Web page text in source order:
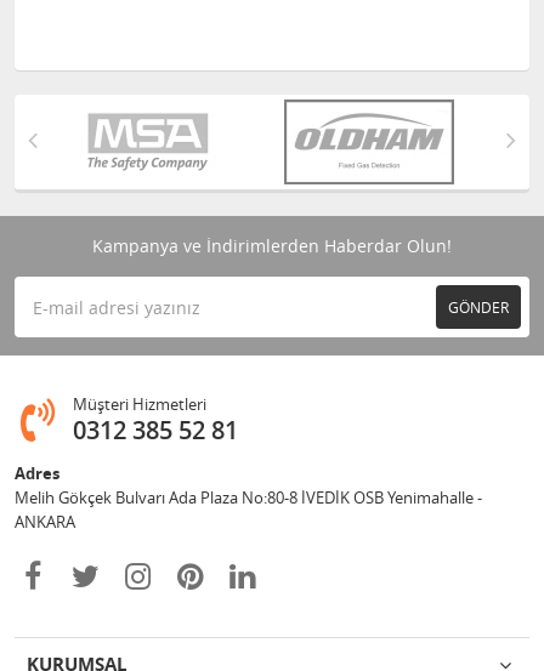
Kampanya ve İndirimlerden Haberdar Olun!
GÖNDER
Müşteri Hizmetleri
0312 385 52 81
Adres
Melih Gökçek Bulvarı Ada Plaza No:80-8 İVEDİK OSB Yenimahalle -
ANKARA
KURUMSAL